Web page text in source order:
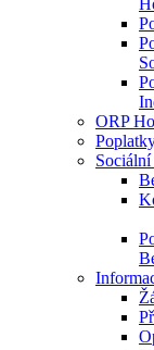
ORP
Sociální